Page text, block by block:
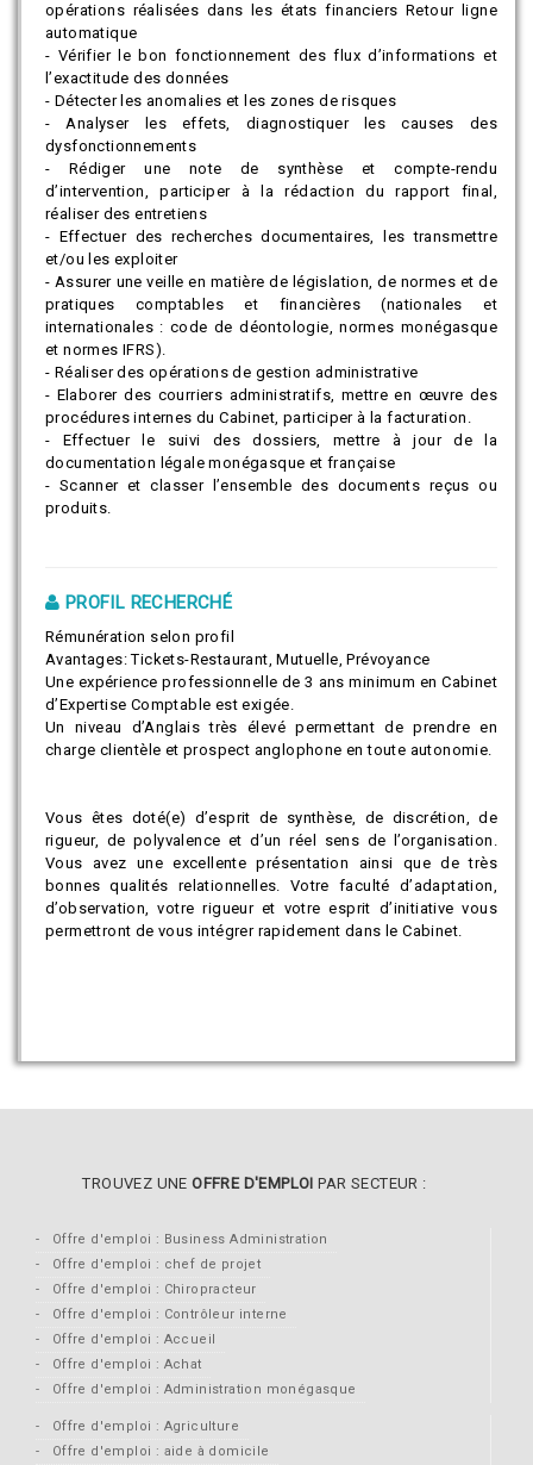
opérations réalisées dans les états financiers Retour ligne
automatique
- Vérifier le bon fonctionnement des flux d’informations et
l’exactitude des données
- Détecter les anomalies et les zones de risques
- Analyser les effets, diagnostiquer les causes des
dysfonctionnements
- Rédiger une note de synthèse et compte-rendu
d’intervention, participer à la rédaction du rapport final,
réaliser des entretiens
- Effectuer des recherches documentaires, les transmettre
et/ou les exploiter
- Assurer une veille en matière de législation, de normes et de
pratiques comptables et financières (nationales et
internationales : code de déontologie, normes monégasque
et normes IFRS).
- Réaliser des opérations de gestion administrative
- Elaborer des courriers administratifs, mettre en œuvre des
procédures internes du Cabinet, participer à la facturation.
- Effectuer le suivi des dossiers, mettre à jour de la
documentation légale monégasque et française
- Scanner et classer l’ensemble des documents reçus ou
produits.
PROFIL RECHERCHÉ
Rémunération selon profil
Avantages: Tickets-Restaurant, Mutuelle, Prévoyance
Une expérience professionnelle de 3 ans minimum en Cabinet
d’Expertise Comptable est exigée.
Un niveau d’Anglais très élevé permettant de prendre en
charge clientèle et prospect anglophone en toute autonomie.
Vous êtes doté(e) d’esprit de synthèse, de discrétion, de
rigueur, de polyvalence et d’un réel sens de l’organisation.
Vous avez une excellente présentation ainsi que de très
bonnes qualités relationnelles. Votre faculté d’adaptation,
d’observation, votre rigueur et votre esprit d’initiative vous
permettront de vous intégrer rapidement dans le Cabinet.
TROUVEZ UNEOFFRE D'EMPLOI PAR SECTEUR :
Offre d'emploi : Business Administration
Offre d'emploi : chef de projet
Offre d'emploi : Chiropracteur
Offre d'emploi : Contrôleur interne
Offre d'emploi : Accueil
Offre d'emploi : Achat
Offre d'emploi : Administration monégasque
Offre d'emploi : Agriculture
Offre d'emploi : aide à domicile